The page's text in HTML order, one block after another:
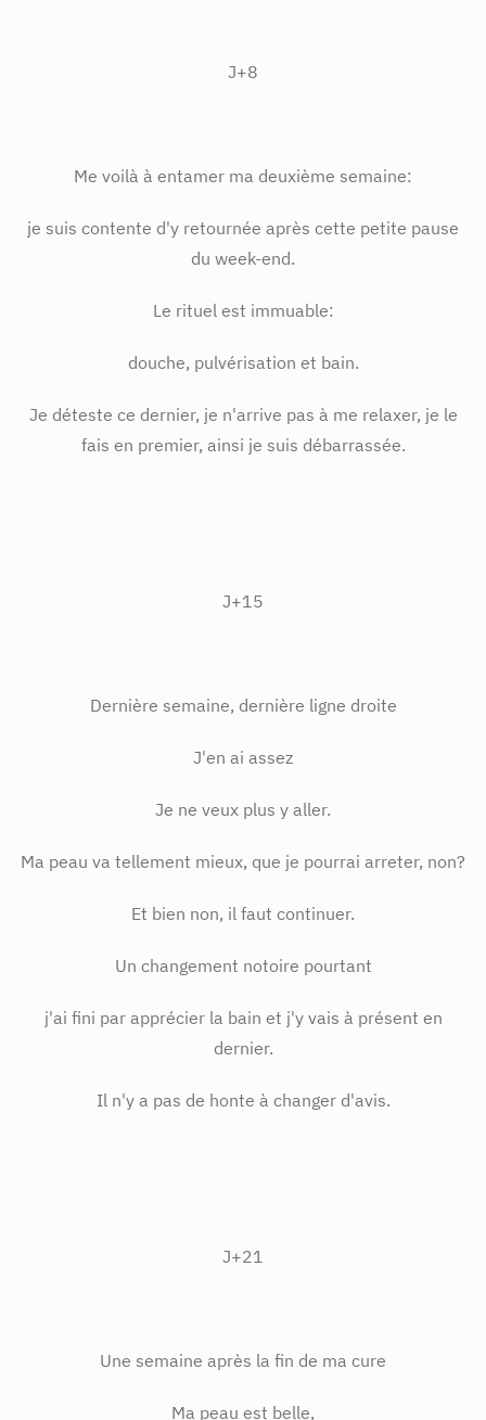
J+8
Me voilà à entamer ma deuxième semaine:
je suis contente d'y retournée après cette petite pause
du week-end.
Le rituel est immuable:
douche, pulvérisation et bain.
Je déteste ce dernier, je n'arrive pas à me relaxer, je le
fais en premier, ainsi je suis débarrassée.
J+15
Dernière semaine, dernière ligne droite
J'en ai assez
Je ne veux plus y aller.
Ma peau va tellement mieux, que je pourrai arreter, non?
Et bien non, il faut continuer.
Un changement notoire pourtant
j'ai fini par apprécier la bain et j'y vais à présent en
dernier.
Il n'y a pas de honte à changer d'avis.
J+21
Une semaine après la fin de ma cure
Ma peau est belle,